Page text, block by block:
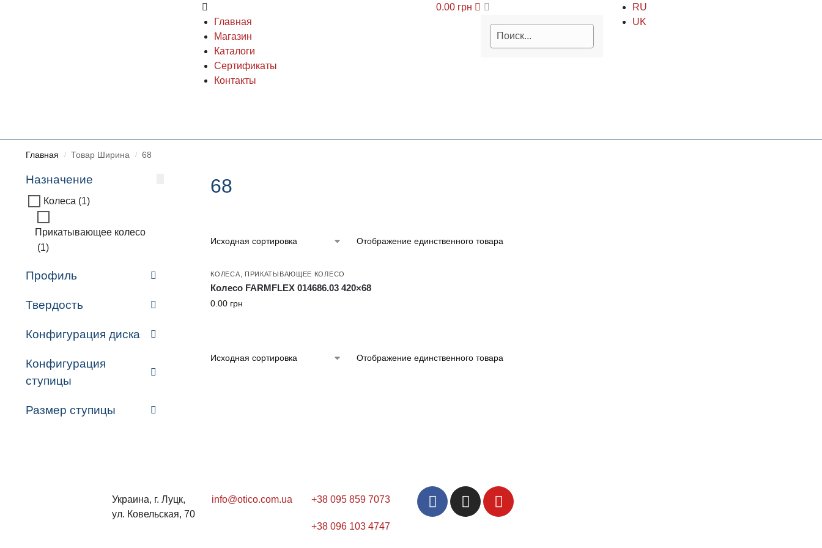
Главная
Магазин
Каталоги
Сертификаты
Контакты
0.00 грн
RU
UK
Главная / Товар Ширина / 68
68
Отображение единственного товара
КОЛЕСА ПРИКАТЫВАЮЩЕЕ КОЛЕСО
Колесо FARMFLEX 014686.03 420×68
0.00 грн
Отображение единственного товара
Назначение
Колеса (1)
Прикатывающее колесо
(1)
Профиль
Твердость
Конфигурация диска
Конфигурация
ступицы
Размер ступицы
Украина, г. Луцк,
ул. Ковельская, 70
info@otico.com.ua +38 095 859 7073
+38 096 103 4747